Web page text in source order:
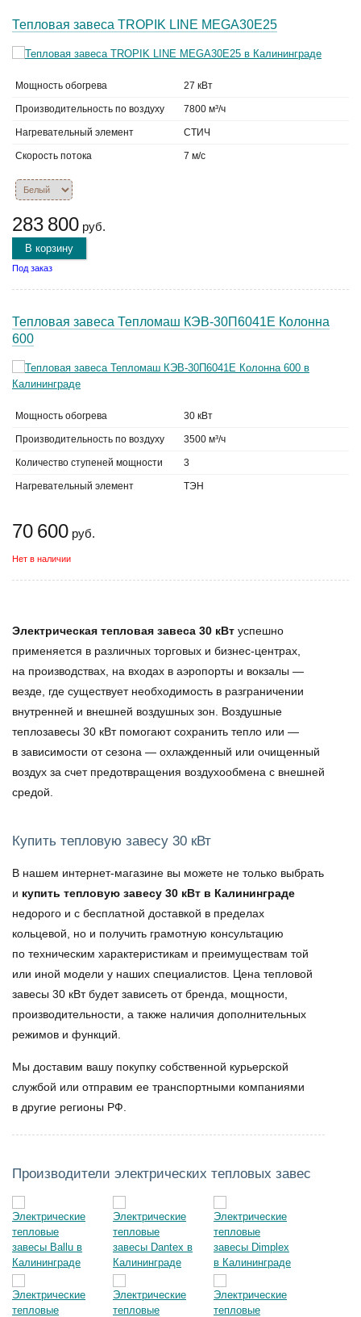
Тепловая завеса TROPIK LINE MEGA30E25
Мощность обогрева 27 кВт
Производительность по воздуху 7800 м³/ч
Нагревательный элемент СТИЧ
Скорость потока 7 м/с
283 800 руб.
В корзину
Под заказ
Тепловая завеса Тепломаш КЭВ-30П6041Е Колонна
600
Мощность обогрева 30 кВт
Производительность по воздуху 3500 м³/ч
Количество ступеней мощности 3
Нагревательный элемент ТЭН
70 600 руб.
Нет в наличии
Электрическая тепловая завеса 30 кВт успешно
применяется в различных торговых и бизнес-центрах,
на производствах, на входах в аэропорты и вокзалы —
везде, где существует необходимость в разграничении
внутренней и внешней воздушных зон. Воздушные
теплозавесы 30 кВтпомогают сохранить тепло или —
в зависимости от сезона — охлажденный или очищенный
воздух за счет предотвращения воздухообмена с внешней
средой.
Купить тепловую завесу 30 кВт
В нашем интернет-магазине вы можете не только выбрать
и купить тепловую завесу 30 кВт в Калининграде
недорого и с бесплатной доставкой в пределах
кольцевой, но и получить грамотную консультацию
по техническим характеристикам и преимуществам той
или иной модели у наших специалистов. Цена тепловой
завесы 30 кВтбудет зависеть от бренда, мощности,
производительности, а также наличия дополнительных
режимов и функций.
Мы доставим вашу покупку собственной курьерской
службой или отправим ее транспортными компаниями
в другие регионы РФ.
Производители электрических тепловых завес